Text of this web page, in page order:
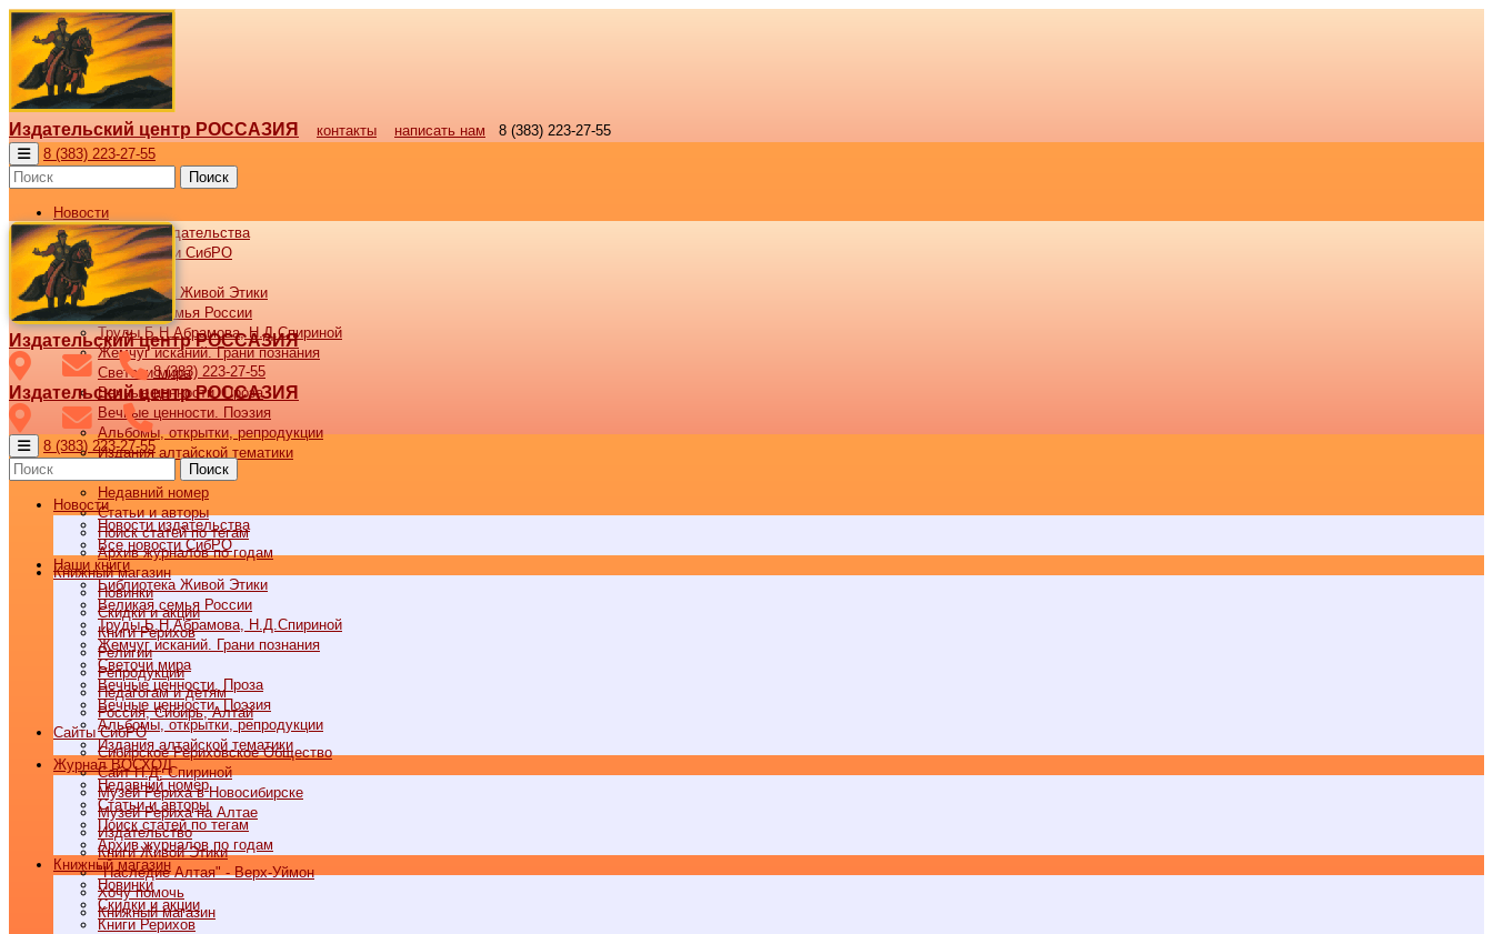
Издательский центр РОССАЗИЯ контакты написать нам
8 (383) 223-27-55
8 (383) 223-27-55
Поиск
Новости
Новости издательства
Все новости СибРО
Наши книги
Библиотека Живой Этики
Великая семья России
Труды Б.Н.Абрамова, Н.Д.Спириной
Жемчуг исканий. Грани познания
Светочи мира
Вечные ценности. Проза
Вечные ценности. Поэзия
Альбомы, открытки, репродукции
Издания алтайской тематики
Недавний номер
Статьи и авторы
Поиск статей по тегам
Архив журналов по годам
Книжный магазин
Новинки
Скидки и акции
Книги Рерихов
Религии
Репродукции
Педагогам и детям
Россия, Сибирь, Алтай
Cайты СибРО
Сибирское Рериховское Общество
Сайт Н.Д. Спириной
Музей Рериха в Новосибирске
Музей Рериха на Алтае
Издательство
Книги Живой Этики
"Наследие Алтая" - Верх-Уймон
Хочу помочь
Книжный магазин
Издательский центр РОССАЗИЯ
8 (383) 223-27-55
Издательский центр РОССАЗИЯ
8 (383) 223-27-55
Поиск
Новости
Новости издательства
Все новости СибРО
Наши книги
Библиотека Живой Этики
Великая семья России
Труды Б.Н.Абрамова, Н.Д.Спириной
Жемчуг исканий. Грани познания
Светочи мира
Вечные ценности. Проза
Вечные ценности. Поэзия
Альбомы, открытки, репродукции
Издания алтайской тематики
Журнал ВОСХОД
Недавний номер
Статьи и авторы
Поиск статей по тегам
Архив журналов по годам
Книжный магазин
Новинки
Скидки и акции
Книги Рерихов